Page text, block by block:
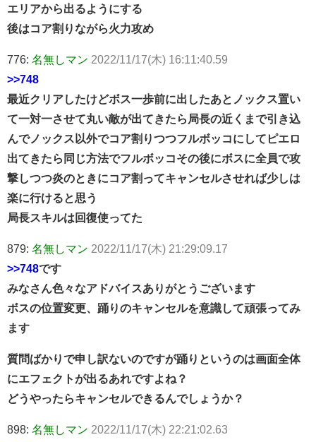
エリアから出るようにする
後はコア割りながら火力攻め
776: 名無しマン 2022/11/17(木) 16:11:40.59
>>748
最近クリアしたけどボス一歩前に出したあとノックス置い
て一対一させて丸い敵が出てきたら局長の近くまで引き込
んでノックス以外でコア割りつつフルボッコにしてピエロ
出てきたら同じ方法でフルボッコその後にボスに全員で攻
撃しつつ炎のときにコア割ってキャンセルさせれば少しは
楽に行けると思う
局長スキルは回復使ってた
879: 名無しマン 2022/11/17(木) 21:29:09.17
>>748です
みなさん色々なアドバイスありがとうございます
ボスの位置変更、踊りのキャンセルを意識して頑張ってみ
ます
質問ばかりで申し訳ないのですが踊りというのは画面全体
にエフェクトが出るあれですよね？
どうやったらキャンセルできるんでしょうか？
898: 名無しマン 2022/11/17(木) 22:21:02.63